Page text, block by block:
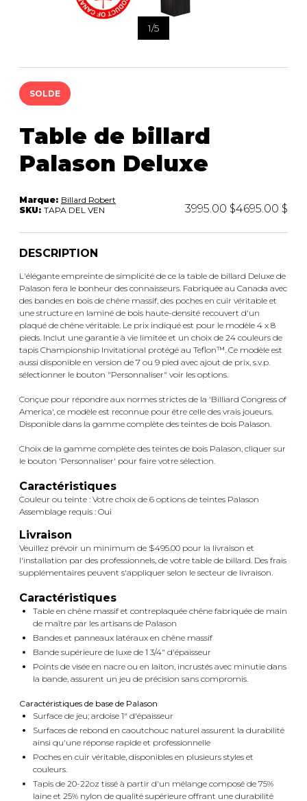
ACCESSOIRES
rassemblement.
1/5
SOLDE
Table de billard
Palason Deluxe
Marque: Billard Robert
SKU: TAPA DEL VEN 3995.00 $4695.00 $
DESCRIPTION
L'élégante empreinte de simplicité de ce la table de billard Deluxe de
Palason fera le bonheur des connaisseurs. Fabriquée au Canada avec
des bandes en bois de chêne massif, des poches en cuir véritable et
une structure en laminé de bois haute-densité recouvert d'un
plaqué de chêne véritable. Le prix indiqué est pour le modèle 4 x 8
pieds. Inclut une garantie à vie limitée et un choix de 24 couleurs de
tapis Championship Invitational protégé au Teflon™. Ce modèle est
aussi disponible en version de 7 ou 9 pied avec ajout de prix, s.v.p.
sélectionner le bouton "Personnaliser" voir les options.
Conçue pour répondre aux normes strictes de la 'Billiard Congress of
America', ce modèle est reconnue pour être celle des vrais joueurs.
Disponible dans la gamme complète des teintes de bois Palason.
Choix de la gamme complète des teintes de bois Palason, cliquer sur
le bouton 'Personnaliser' pour faire votre sélection.
Caractéristiques
Couleur ou teinte : Votre choix de 6 options de teintes Palason
Assemblage requis : Oui
Livraison
Veuillez prévoir un minimum de $495.00 pour la livraison et
l'installation par des professionnels, de votre table de billard. Des frais
supplémentaires peuvent s'appliquer selon le secteur de livraison.
Caractéristiques
Table en chêne massif et contreplaquée chêne fabriquée de main
de maître par les artisans de Palason
Bandes et panneaux latéraux en chêne massif
Bande supérieure de luxe de 1 3/4" d'épaisseur
Points de visée en nacre ou en laiton, incrustés avec minutie dans
la bande, assurent un jeu de précision sans compromis.
Caractéristiques de base de Palason
Surface de jeu; ardoise 1" d'épaisseur
Surfaces de rebond en caoutchouc naturel assurent la durabilité
ainsi qu'une réponse rapide et professionnelle
Poches en cuir véritable, disponibles en plusieurs styles et
couleurs.
Tapis de 20-22oz tissé à partir d'un mélange composé de 75%
laine et 25% nylon de qualité supérieure offrant une durabilité